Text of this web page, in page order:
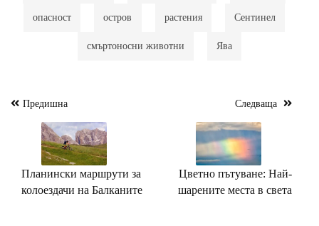
опасност остров растения Сентинел
смъртоносни животни Ява
Навигация
Предишна
Планински маршрути за
колоездачи на Балканите
Следваща
Цветно пътуване: Най-
шарените места в света